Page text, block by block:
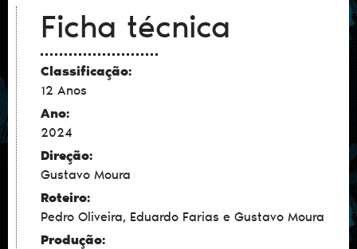
Ficha técnica
Classificação:
12 Anos
Ano:
2024
Direção:
Gustavo Moura
Roteiro:
Pedro Oliveira, Eduardo Farias e Gustavo Moura
Produção: